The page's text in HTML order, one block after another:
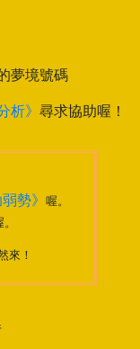
夢境號碼
析》 尋求協助喔！
弱勢》 喔。
來！